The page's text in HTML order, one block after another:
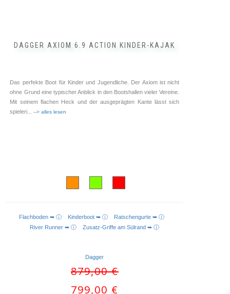
DAGGER AXIOM 6.9 ACTION KINDER-KAJAK
Das perfekte Boot für Kinder und Jugendliche. Der Axiom ist nicht
ohne Grund eine typischer Anblick in den Bootshallen vieler Vereine.
Mit seinem flachen Heck und der ausgeprägten Kante lässt sich
spieleri ... --> alles lesen
AUSFÜHRUNG WÄHLEN
Flachboden ➥ ⓘ Kinderboot ➥ ⓘ Ratschengurte ➥ ⓘ
River Runner ➥ ⓘZusatz-Griffe am Sülrand ➥ ⓘ
Dagger
879,00€
799,00 €